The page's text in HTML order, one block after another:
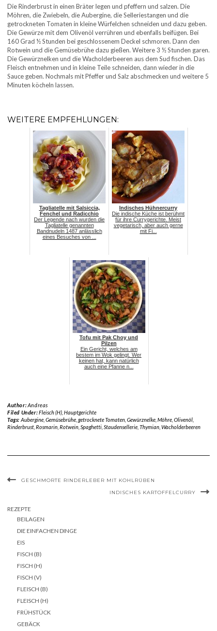
Die Rinderbrust in einen Bräter legen und pfeffern und salzen. Die
Möhren, die Zwiebeln, die Aubergine, die Selleriestangen und die
getrockneten Tomaten in kleine Würfelchen schneiden und dazu geben.
Die Gewürze mit dem Olivenöl verrühren und ebenfalls beifügen. Bei
160 Grad ½ Stunden bei geschlossenem Deckel schmoren. Dann den
Rotwein und die Gemüsebrühe dazu gießen. Weitere 3 ½ Stunden garen.
Die Gewürznelken und die Wacholderbeeren aus dem Sud fischen. Das
Fleisch entnehmen und in kleine Teile schneiden, dann wieder in die
Sauce geben. Nochmals mit Pfeffer und Salz abschmecken und weitere 5
Minuten köcheln lassen.
WEITERE EMPFEHLUNGEN:
Tagliatelle mit Salsiccia,
Fenchel und Radicchio
Der Legende nach wurden die
Tagliatelle genannten
Bandnudeln 1487 anlässlich
eines Besuches von ...
Indisches Hühnercurry
Die indische Küche ist berühmt
für ihre Currygerichte. Meist
vegetarisch, aber auch gerne
mit Fi...
Tofu mit Pak Choy und
Pilzen
Ein Gericht, welches am
bestem im Wok gelingt. Wer
keinen hat, kann natürlich
auch eine Pfanne n...
Author:Andreas
Filed Under:Fleisch (H), Hauptgerichte
Tags: Aubergine, Gemüsebrühe, getrocknete Tomaten, Gewürznelke, Möhre, Olivenöl,
Rinderbrust Rosmarin Rotwein Spaghetti Staudensellerie Thymian Wacholderbeeren
GESCHMORTE RINDERLEBER MIT KOHLRÜBEN
INDISCHES KARTOFFELCURRY
REZEPTE
BEILAGEN
DIE EINFACHEN DINGE
EIS
FISCH (B)
FISCH (H)
FISCH (V)
FLEISCH (B)
FLEISCH (H)
FRÜHSTÜCK
GEBÄCK